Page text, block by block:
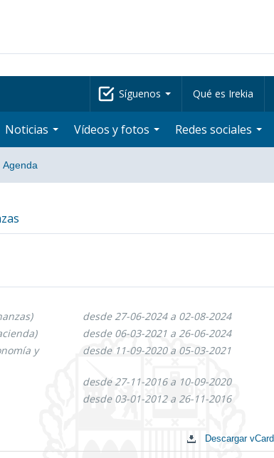
Síguenos Qué es Irekia
Noticias Vídeos y fotos Redes sociales
Agenda
desde 27-06-2024 a 02-08-2024
desde 06-03-2021 a 26-06-2024
y
desde 11-09-2020 a 05-03-2021
desde 27-11-2016 a 10-09-2020
desde 03-01-2012 a 26-11-2016
Descargar vCard